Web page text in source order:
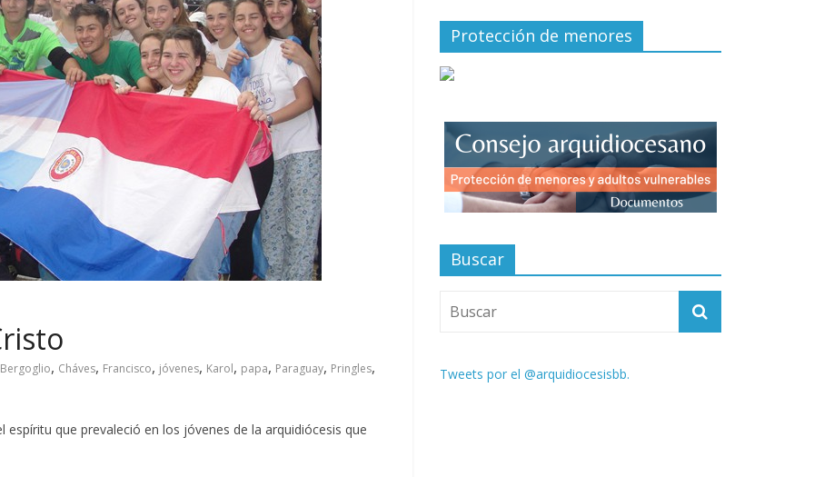
Bergoglio, Cháves, Francisco, jóvenes, Karol, papa, Paraguay, Pringles,
que prevaleció en los jóvenes de la arquidiócesis que
Protección de menores
Buscar
Tweets por el @arquidiocesisbb.